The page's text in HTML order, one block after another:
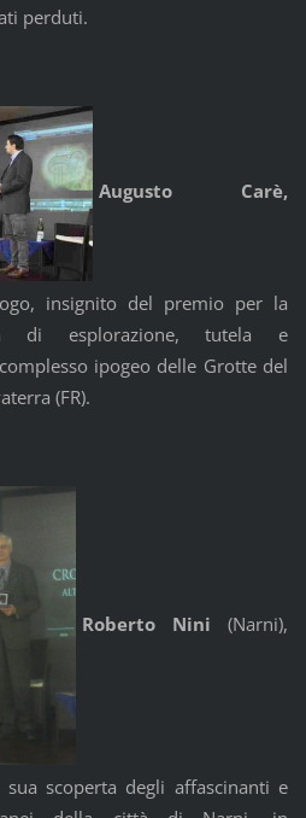
perduti.
Augusto Carè,
insignito del premio per la
di esplorazione, tutela e
ipogeo delle Grotte del
(FR).
Roberto Nini (Narni),
scoperta degli affascinanti e